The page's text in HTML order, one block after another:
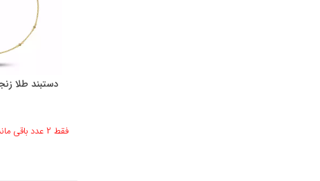
دستبند طلا
فقط 2 عدد باقی مانده